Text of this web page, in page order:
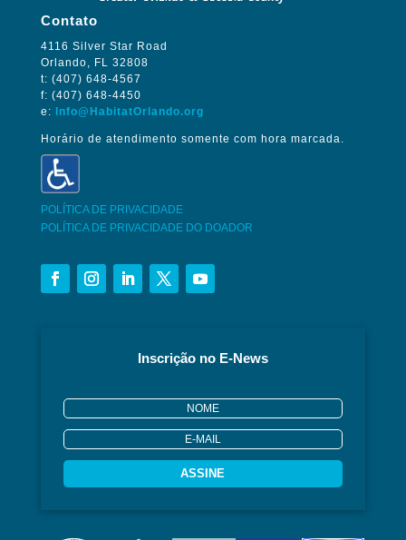
Contato
4116 Silver Star Road
Orlando, FL 32808
t: (407) 648-4567
f: (407) 648-4450
e:
Info@HabitatOrlando.org
Horário de atendimento somente com hora marcada.
POLÍTICA DE PRIVACIDADE
POLÍTICA DE PRIVACIDADE DO DOADOR
Inscrição no E-News
ASSINE